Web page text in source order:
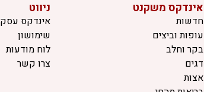
אינדקס משקנט
חדשות
עופות וביצים
בקר וחלב
דגים
אצות
ניווט
אינדקס
שימושון
לוח מודעות
צרו קשר